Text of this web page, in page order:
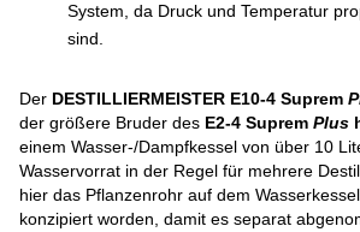
System, da Druck und Temperatur
sind.
Der DESTILLIERMEISTER E10-4 Suprem
der größere Bruder des E2-4 SupremPlus
einem Wasser-/Dampfkessel von über 10
Wasservorrat in der Regel für mehrere
hier das Pflanzenrohr auf dem
konzipiert worden, damit es separat